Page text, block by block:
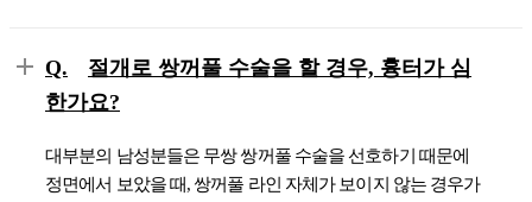
Q.
절개로 쌍꺼풀 수술을 할 경우, 흉터가 심
한가요?
대부분의 남성분들은 무쌍 쌍꺼풀 수술을 선호하기 때문에
정면에서 보았을 때, 쌍꺼풀 라인 자체가 보이지 않는 경우가